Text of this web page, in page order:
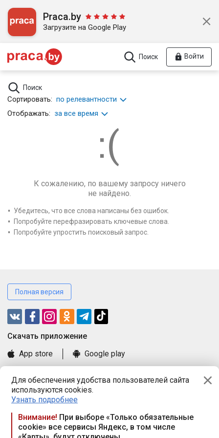
Для обеспечения удобства пользователей сайта
используются cookies.
Узнать подробнее
Внимание! При выборе «Только обязательные
cookie» все сервисы Яндекс, в том числе
Praca.by
Загрузите на Google Play
Поиск Войти
Поиск
Сортировать: по релевантности
Отображать: за все время
К сожалению, по вашему запросу ничего
не найдено.
Убедитесь, что все слова написаны без ошибок.
Попробуйте перефразировать ключевые слова.
Попробуйте упростить поисковый запрос.
Полная версия
Cкачать приложение
App store
Google play
Книга замечаний и предложений
Правила и документы
Praca.by © 2000—2026, ООО «ПРАЦА БАЙ»
Республика Беларусь, 220114, г. Минск, пр-т Независимости
117а, пом. № 9.